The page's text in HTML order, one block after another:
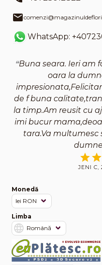
WhatsApp:
Buna seara. Ieri am
oara la
de f buna
la timp.Am reusit cu
imi bucur
tara.Va multumesc
JENI C,
Monedă
Limba